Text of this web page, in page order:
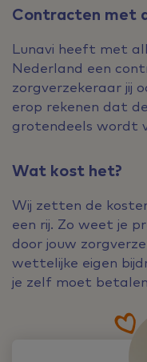
Contracten met
Lunavi heeft met
Nederland een
zorgverzekeraar jij
erop rekenen dat
grotendeels wordt
Wat kost het?
Wij zetten de
een rij. Zo weet je
door jouw
wettelijke eigen
je zelf moet